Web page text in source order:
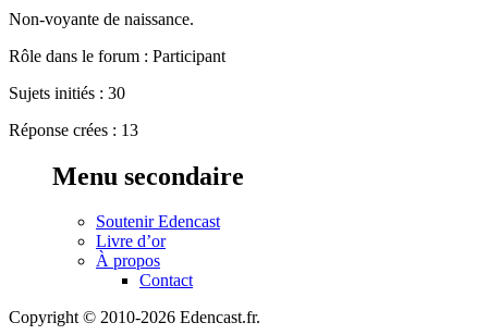
Non-voyante de naissance.
Rôle dans le forum : Participant
Sujets initiés : 30
Réponse crées : 13
Menu secondaire
Soutenir Edencast
Livre d’or
À propos
Contact
Copyright © 2010-2026 Edencast.fr.